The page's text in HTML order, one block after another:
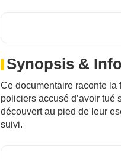
Synopsis & Info
Ce documentaire raconte la
policiers accusé d’avoir tué
découvert au pied de leur
suivi.